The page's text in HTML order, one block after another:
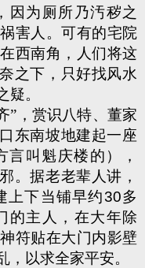
因为厕所乃汚秽之
害人。可有的宅院
西南角，人们将这
之下，只好找风水
。
”，赏识八特、董家
东南坡地建起一座
言叫魁庆楼的），
。据老老辈人讲，
上下当铺早约30多
的主人，在大年除
符贴在大门内影壁
以求全家平安。